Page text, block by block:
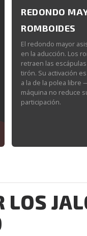
REDONDO
ROMBOIDES
El redondo mayor
en la aducción. Los
retraen las
tirón. Su activación
a la de la polea libre
máquina no reduce
participación.
LOS